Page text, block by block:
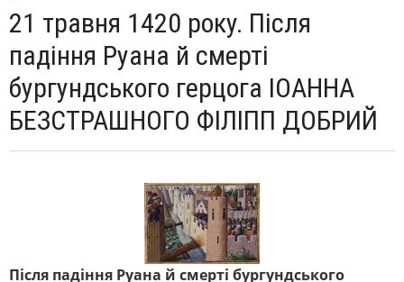
21 травня 1420 року. Після
падіння Руана й смерті
бургундського герцога ІОАННА
БЕЗСТРАШНОГО ФІЛІПП ДОБРИЙ
Після падіння Руана й смерті бургундського